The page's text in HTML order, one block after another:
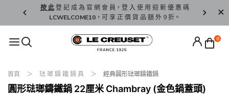
按 此登 記 成 為 官 網 會 員，登 入 使 用 迎 新 優 惠 碼
LCWELCOME10，可 享 正 價 貨 品 額 外 9 折。
香 港 / 澳
0
首頁 琺 瑯 鑄 鐵 鍋 具 經典圓形琺瑯鑄鐵鍋
圓形琺瑯鑄鐵鍋 22厘米 Chambray (金色鍋蓋頭)